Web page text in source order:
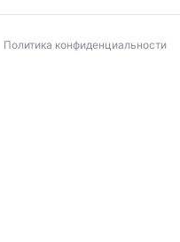
Политика конфиденциальности